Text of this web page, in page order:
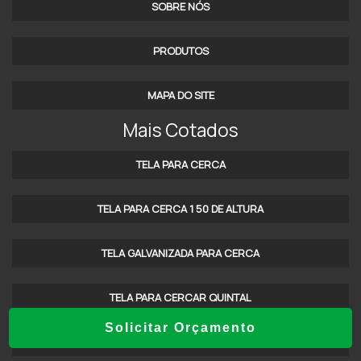
Solicitar Orçamento
GRADE PISO GALVANIZADA VALOR
PREÇO DA GRADE DE ALUMINIO SOB MEDIDA
EMPRESA DE GRADES E PORTÕES
FÁBRICA DE GRADIL
SOBRE NÓS
PRODUTOS
MAPA DO SITE
Mais Cotados
TELA PARA CERCA
TELA PARA CERCA 1 50 DE ALTURA
TELA GALVANIZADA PARA CERCA
TELA PARA CERCAR QUINTAL